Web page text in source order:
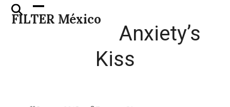
Skip
FILTER México
Open
mobile
Close
mobile
Anxiety’s
Kiss